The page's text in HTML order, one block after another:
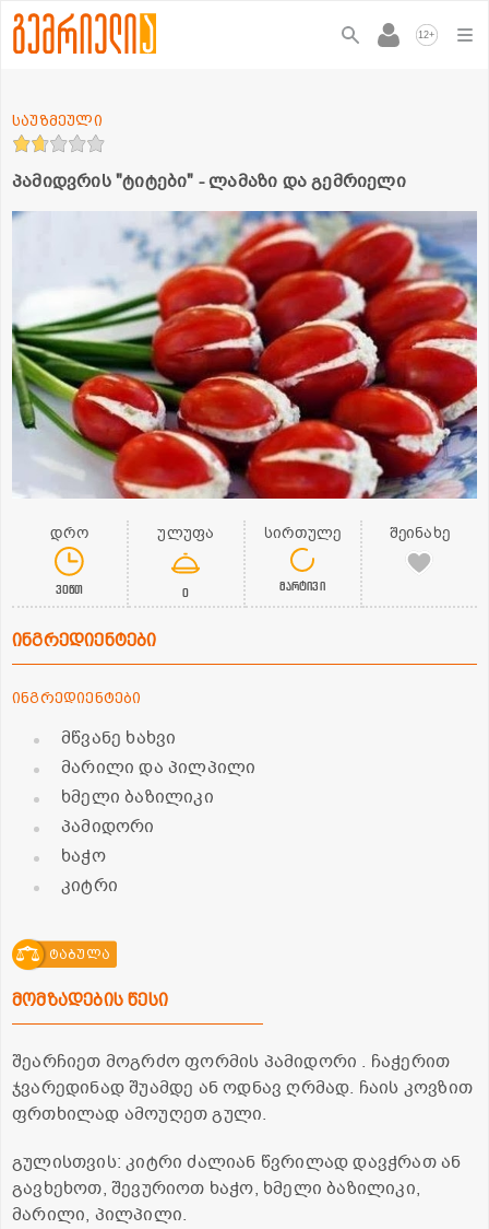
12+
პამიდვრის "ტიტები" - ლამაზი და გემრიელი
საუზმეული
დრო
30წთ
ულუფა
0
სირთულე
მარტივი
შეინახე
ინგრედიენტები
ინგრედიენტები
მწვანე ხახვი
მარილი და პილპილი
ხმელი ბაზილიკი
პამიდორი
ხაჭო
კიტრი
ტაბულა
მომზადების წესი
შეარჩიეთ მოგრძო ფორმის პამიდორი . ჩაჭერით
ჯვარედინად შუამდე ან ოდნავ ღრმად. ჩაის კოვზით
ფრთხილად ამოუღეთ გული.
გულისთვის: კიტრი ძალიან წვრილად დავჭრათ ან
გავხეხოთ, შევურიოთ ხაჭო, ხმელი ბაზილიკი,
მარილი, პილპილი.